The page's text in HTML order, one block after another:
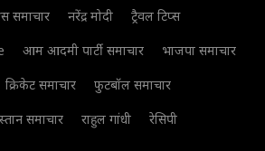
समाचार नरेंद्र मोदी
ट्रैवल टिप्स
आम आदमी पार्टी समाचार
भाजपा समाचार
क्रिकेट समाचार
फुटबॉल समाचार
समाचार राहुल गांधी
रेसिपी